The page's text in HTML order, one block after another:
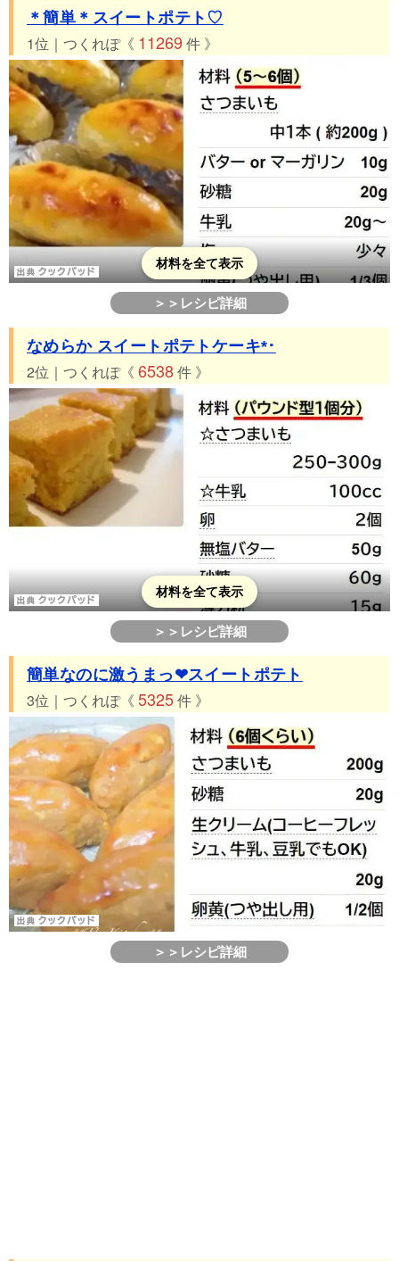
40位 つくれぽ242件 糀甘酒とさつまいものチーズケーキ
41位 つくれぽ242件 サツマイモがinしたアップルパイ
42位 つくれぽ235件 簡単なめらか♡さつまいもプリン♪
43位 つくれぽ225件 ほんわか甘い**さつまいも林檎**
44位 つくれぽ211件 ◎私のスイートポテトとりんごのタルト
45位 つくれぽ210件 さつまいも（スイートポテト）クッキー
46位 つくれぽ202件 簡単和菓子＊30分で作れる＊芋ようかん
47位 つくれぽ183件 手づかみ離乳食☆りんごとさつま芋のおや
き
48位 つくれぽ181件 卵なし☆さつま芋クッキー
49位 つくれぽ180件 おやつに♪HMレンジさつまいも蒸しパン
50位 つくれぽ171件 秋味 芋きんつば
51位 つくれぽ160件 ふわふわ、さつま芋蒸しパン
52位 つくれぽ154件 フライパンで作るHMでさつまいも蒸しパ
ン
53位 つくれぽ150件 ♡ふわふわぁ♡さつまいものシフォンケー
54位 つくれぽ144件 冷凍パイでさつまいもミニスティックパイ
55位 つくれぽ131件 さつまいもとナッツのキャラメルタルト
56位 つくれぽ110件 サラッと♡さつま芋ようかん
57位 つくれぽ70件 さつまいもとごまのザクザク！クッキー
58位 つくれぽ50件 サツマイモ羊羹
59位 つくれぽ40件 ほくほくチョコおやつ♪さつまいもトリュ
フ
＊簡単＊スイートポテト♡
1位｜つくれぽ《 11269 件 》
材料を全て表示
＞＞レシピ詳細
なめらか スイートポテトケーキ*･
2位｜つくれぽ《 6538件 》
材料を全て表示
＞＞レシピ詳細
簡単なのに激うまっ❤スイートポテト
3位｜つくれぽ《 5325件 》
＞＞レシピ詳細